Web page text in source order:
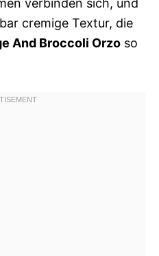
verbinden sich, und
cremige Textur, die
And Broccoli Orzo so